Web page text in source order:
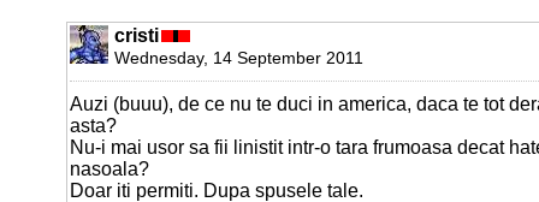
cristi
Wednesday, 14 September 2011
Auzi (buuu), de ce nu te duci in america, daca te tot
asta?
Nu-i mai usor sa fii linistit intr-o tara frumoasa decat
nasoala?
Doar iti permiti. Dupa spusele tale.